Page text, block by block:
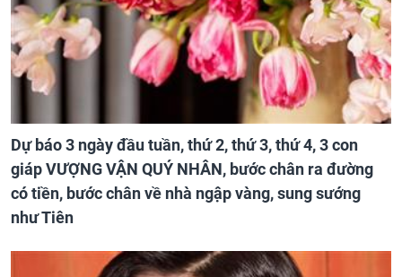
Dự báo 3 ngày đầu tuần, thứ 2, thứ 3, thứ 4, 3 con
giáp VƯỢNG VẬN QUÝ NHÂN, bước chân ra đường
có tiền, bước chân về nhà ngập vàng, sung sướng
như Tiên